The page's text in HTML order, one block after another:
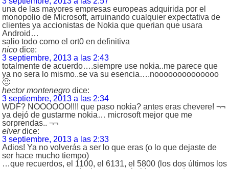
una de las mayores empresas europeas adquirida por el
monopolio de Microsoft, arruinando cualquier expectativa de
clientes ya accionistas de Nokia que querian que usara
Android…
salio todo como el ort0 en definitiva
nico dice:
3 septiembre, 2013 a las 2:43
totalmente de acuerdo….siempre use nokia..me parece que
ya no sera lo mismo..se va su esencia….noooooooooooooo
🙁
hector montenegro dice:
3 septiembre, 2013 a las 2:34
WDF? NOOOOOO!!!! que paso nokia? antes eras chevere! ¬¬
ya dejó de gustarme nokia… microsoft mejor que me
sorprendas.. ¬¬
elver dice:
3 septiembre, 2013 a las 2:33
Adios! Ya no volverás a ser lo que eras (o lo que dejaste de
ser hace mucho tiempo)
…que recuerdos, el 1100, el 6131, el 5800 (los dos últimos los